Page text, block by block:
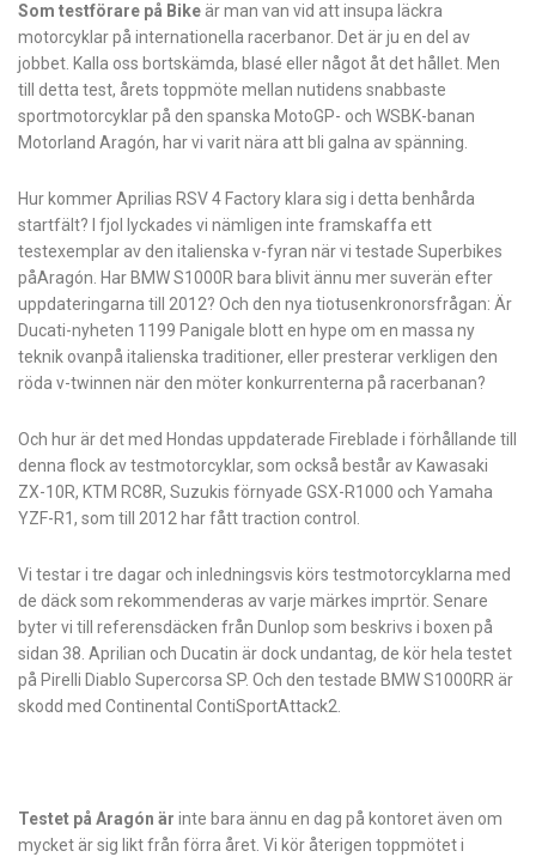
Som testförare på Bike är man van vid att insupa läckra
motorcyklar på internationella racerbanor. Det är ju en del av
jobbet. Kalla oss bortskämda, blasé eller något åt det hållet. Men
till detta test, årets toppmöte mellan nutidens snabbaste
sportmotorcyklar på den spanska MotoGP- och WSBK-banan
Motorland Aragón, har vi varit nära att bli galna av spänning.
Hur kommer Aprilias RSV 4 Factory klara sig i detta benhårda
startfält? I fjol lyckades vi nämligen inte framskaffa ett
testexemplar av den italienska v-fyran när vi testade Super­bikes
påAragón. Har BMW S1000R bara blivit ännu mer suverän efter
uppdateringarna till 2012? Och den nya tiotusenkronorsfrågan: Är
Ducati-nyheten 1199 Panigale blott en hype om en massa ny
teknik ovanpå italienska traditioner, eller presterar verkligen den
röda v-twinnen när den möter konkurrenterna på racerbanan?
Och hur är det med Hondas uppdaterade Fireblade i förhållande till
denna flock av testmotorcyklar, som också består av Kawasaki
ZX-10R, KTM RC8R, Suzukis förnyade GSX-R1000 och Yamaha
YZF-R1, som till 2012 har fått traction control.
Vi testar i tre dagar och inledningsvis körs testmotorcyklarna med
de däck som rekommenderas av varje märkes imprtör. Senare
byter vi till referensdäcken från Dunlop som beskrivs i boxen på
sidan 38. Aprilian och Ducatin är dock undantag, de kör hela testet
på Pirelli Diablo Supercorsa SP. Och den testade BMW S1000RR är
skodd med Continental ContiSportAttack2.
Testet på Aragón är inte bara ännu en dag på kontoret även om
mycket är sig likt från förra året. Vi kör återigen toppmötet i